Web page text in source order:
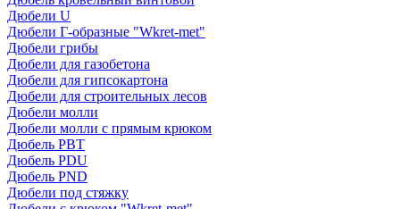
Дюбели U
Дюбели Г-образные "Wkret-met"
Дюбели грибы
Дюбели для газобетона
Дюбели для гипсокартона
Дюбели для строительных лесов
Дюбели молли
Дюбели молли с прямым крюком
Дюбель PBT
Дюбель PDU
Дюбель PND
Дюбели под стяжку